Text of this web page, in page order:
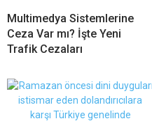
Multimedya Sistemlerine
Ceza Var mı? İşte Yeni
Trafik Cezaları